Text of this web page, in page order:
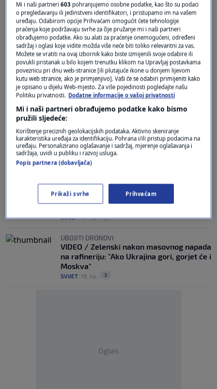
Oglas
ZAPAD "OTVORENO GOVORI O RATU"
Putin o ratu u Ukrajini: "Bili smo prisiljeni
stati u obranu ljudi koji tamo žive, koji se
smatraju Rusima"
SVIJET
"UKRAJINA JE DOKAZALA SNAGU"
Zelenski: NATO treba Ukrajinu, Putin će u
Kremlju ostati do svoje smrti
| 19. lip.
Ukrajina i Rusija ponovno razmijenile
tijela poginulih
SVIJET|18. lip.|
UBOJITI DRONOVI
VIDEO / Zelenski nakon masovnog napada
na rafineriju: "Ako Ukrajina gori, gorjet će i
Moskva"
SVIJET 18. lip. 3
Oglas
Mi i naši partneri603 pohranjujemo osobne podatke, kao što su podaci
o pregledavanju ili jedinstveni identifikatori, i pristupamo im na vašem
uređaju. Odabirom opcije Prihvaćam omogućit ćete tehnologije
praćenja koje podržavaju svrhe za čije pružanje mi i naši partneri
obrađujemo podatke. Ako su alati za praćenje onemogućeni, određeni
sadržaj i oglasi koje vidite možda više neće biti toliko relevantni za vas.
Možete se vratiti na ovaj izbornik kako biste izmijenili svoje odabire ili
povukli pristanak u bilo kojem trenutku klikom na Upravljaj postavkama
poveznicu pri dnu web-stranice [ili plutajuće ikone u donjem lijevom
kutu web stranice, ako je primjenjivo]. Vaši će se odabiri primijeniti kako
je opisano u dijelu Web-mjesto. Za više pojedinosti pogledajte našu
Politiku privatnosti. Dodatne informacije o vašoj privatnosti
Mi i naši partneri obrađujemo podatke kako bismo
pružili sljedeće:
Korištenje preciznih geolokacijskih podataka. Aktivno skeniranje
karakteristika uređaja za identifikaciju. Pohrana i/ili pristup podacima na
uređaju. Personalizirano oglašavanje i sadržaj, mjerenje oglašavanja i
sadržaja, uvidi u publiku i razvoj usluga.
Popis partnera (dobavljača)
Prikaži svrhe Prihvaćam